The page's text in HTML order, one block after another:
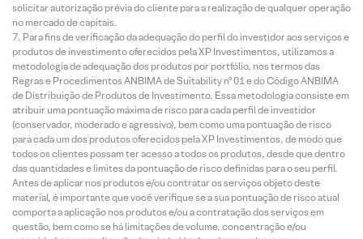
solicitar autorização prévia do cliente para a realização de qualquer operação
no mercado de capitais.
Para fins de verificação da adequação do perfil do investidor aos serviços e
produtos de investimento oferecidos pela XP Investimentos, utilizamos a
metodologia de adequação dos produtos por portfólio, nos termos das
Regras e Procedimentos ANBIMA de Suitability nº 01 e do Código ANBIMA
de Distribuição de Produtos de Investimento. Essa metodologia consiste em
atribuir uma pontuação máxima de risco para cada perfil de investidor
(conservador, moderado e agressivo), bem como uma pontuação de risco
para cada um dos produtos oferecidos pela XP Investimentos, de modo que
todos os clientes possam ter acesso a todos os produtos, desde que dentro
das quantidades e limites da pontuação de risco definidas para o seu perfil.
Antes de aplicar nos produtos e/ou contratar os serviços objeto deste
material, é importante que você verifique se a sua pontuação de risco atual
comporta a aplicação nos produtos e/ou a contratação dos serviços em
questão, bem como se há limitações de volume, concentração e/ou